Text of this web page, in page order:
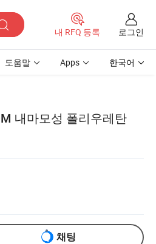
내 RFQ 등록 로그인
도움말 Apps 한국어
내마모성 폴리우레탄
채팅